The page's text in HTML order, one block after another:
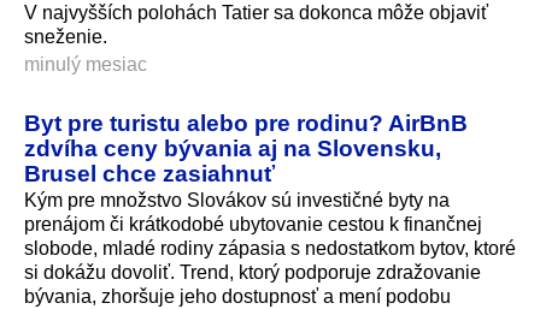
V najvyšších polohách Tatier sa dokonca môže objaviť
sneženie.
minulý mesiac
Byt pre turistu alebo pre rodinu? AirBnB
zdvíha ceny bývania aj na Slovensku,
Brusel chce zasiahnuť
Kým pre množstvo Slovákov sú investičné byty na
prenájom či krátkodobé ubytovanie cestou k finančnej
slobode, mladé rodiny zápasia s nedostatkom bytov, ktoré
si dokážu dovoliť. Trend, ktorý podporuje zdražovanie
bývania, zhoršuje jeho dostupnosť a mení podobu